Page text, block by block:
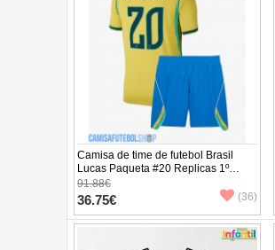
Camisa de time de futebol Brasil
Lucas Paqueta #20 Replicas 1º
Equipamento Infantil Mundo 2026
Manga Curta (+ Calças curtas)
91.88€
36.75€ (36)